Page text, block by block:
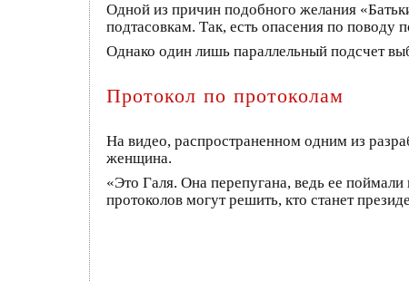
Одной из причин подобного желания
подтасовкам. Так, есть опасения по поводу
Однако один лишь параллельный подсчет
Протокол по протоколам
На видео, распространенном одним из
женщина.
«Это Галя. Она перепугана, ведь ее
протоколов могут решить, кто станет